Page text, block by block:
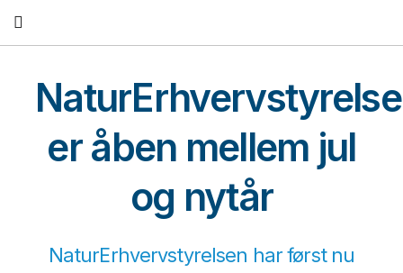
er åben mellem jul
og nytår
NaturErhvervstyrelsen har først nu